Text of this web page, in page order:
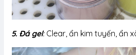
5. Đá gel: Clear, ẩn kim tuyến, ẩn